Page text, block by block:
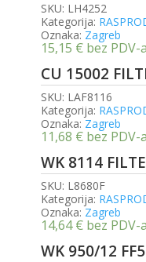
SKU: LH4252
Kategorija:
Oznaka: Zagreb
15,15 € bez PDV-a
CU 15002
SKU: LAF8116
Kategorija:
Oznaka: Zagreb
11,68 € bez PDV-a
WK 8114
SKU: L8680F
Kategorija:
Oznaka: Zagreb
14,64€ bez PDV-a
WK 950/12